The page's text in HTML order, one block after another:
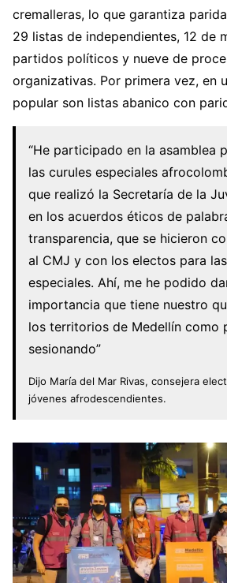
cremalleras, lo que garantiza
29 listas de independientes, 12 de
partidos políticos y nueve de
organizativas. Por primera vez, en
popular son listas abanico con
“He participado en la asamblea
las curules especiales
que realizó la Secretaría de la
en los acuerdos éticos de
transparencia, que se hicieron
al CMJ y con los electos para
especiales. Ahí, me he podido
importancia que tiene nuestro
los territorios de Medellín como
sesionando”
Dijo María del Mar Rivas, consejera
jóvenes afrodescendientes.